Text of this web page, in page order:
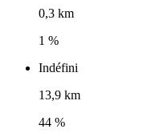
0,3 km
1 %
Indéfini
13,9 km
44 %